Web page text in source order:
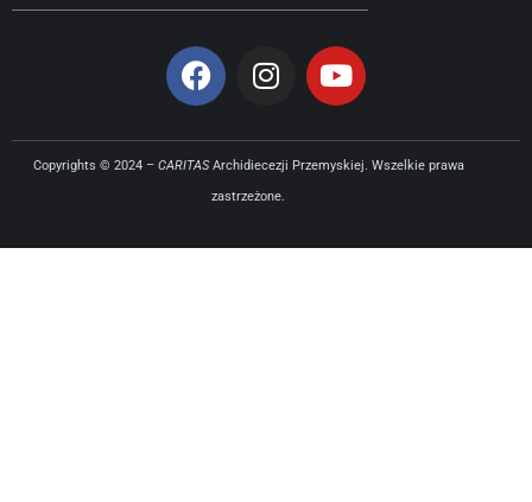
Copyrights © 2024 – CARITASArchidiecezji Przemyskiej. Wszelkie prawa
zastrzeżone.